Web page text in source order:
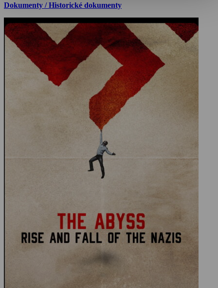
Dokumenty / Historické dokumenty